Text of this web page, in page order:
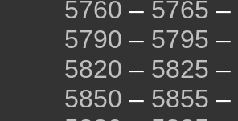
5760 – 5765 –
5790 – 5795 –
5820 – 5825 –
5850 – 5855 –